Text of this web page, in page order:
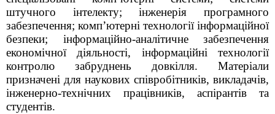
штучного інтелекту; інженерія програмного
забезпечення; комп’ютерні технології інформаційної
безпеки; інформаційно-аналітичне забезпечення
економічної діяльності, інформаційні технології
контролю забруднень довкілля. Матеріали
призначені для наукових співробітників, викладачів,
інженерно-технічних працівників, аспірантів та
студентів.